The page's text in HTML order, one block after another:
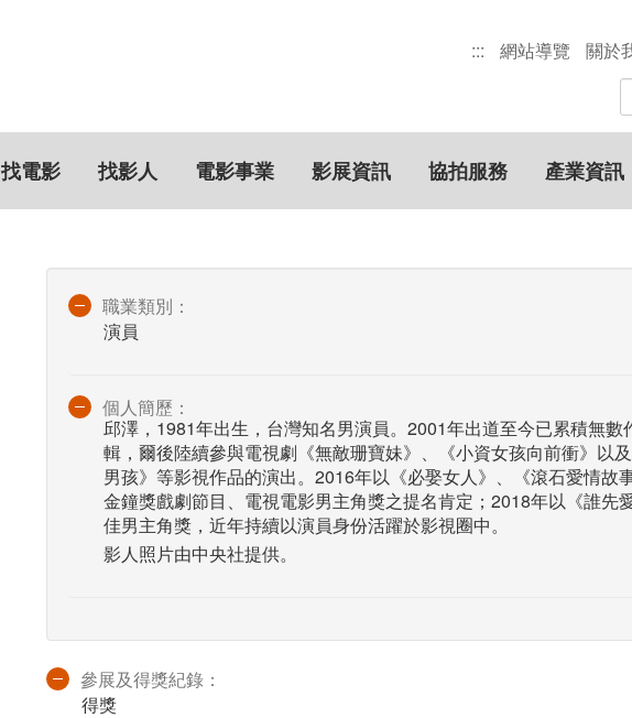
::: 網站導覽 關於
站
尋
關
找電影 找影人 電影事業 影展資訊 協拍服務 產業資訊
職業類別：
演員
個人簡歷：
邱澤，1981年出生，台灣知名男演員。2001年出道至今已累積無數
輯，爾後陸續參與電視劇《無敵珊寶妹》、《小資女孩向前衝》以
男孩》等影視作品的演出。2016年以《必娶女人》、《滾石愛情故
金鐘獎戲劇節目、電視電影男主角獎之提名肯定；2018年以《誰先
佳男主角獎，近年持續以演員身份活躍於影視圈中。
影人照片由中央社提供。
參展及得獎紀錄：
得獎